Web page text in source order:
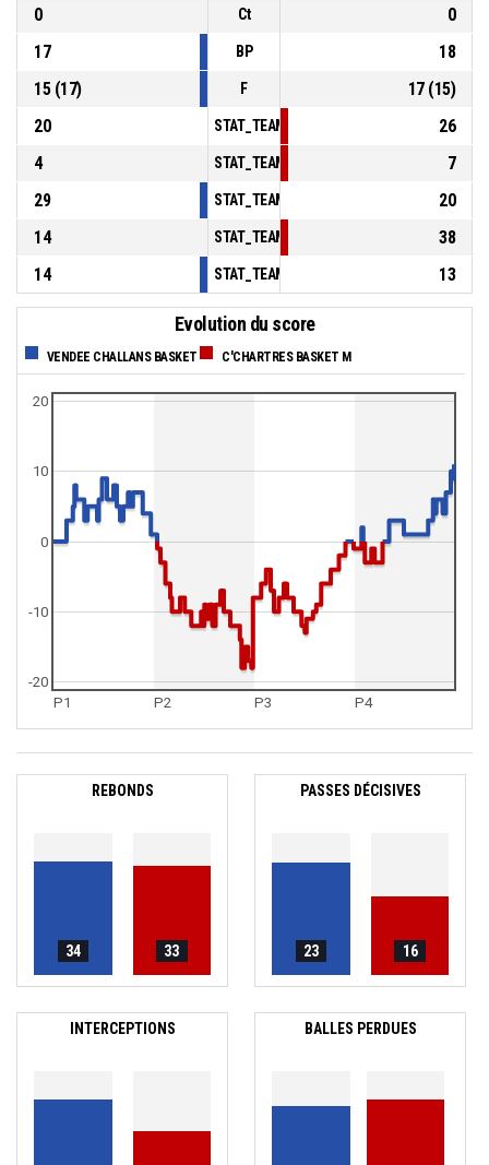
0
Ct
0
17
BP
18
15(17) F 17(15)
20
26
4
7
29
20
14
38
14
13
Evolution du score
VENDEE CHALLANS BASKET C'CHARTRES BASKET M
P1 P2 P3 P4
0
10
20
-20
-10
REBONDS
34 33
PASSES DÉCISIVES
23 16
INTERCEPTIONS BALLES PERDUES